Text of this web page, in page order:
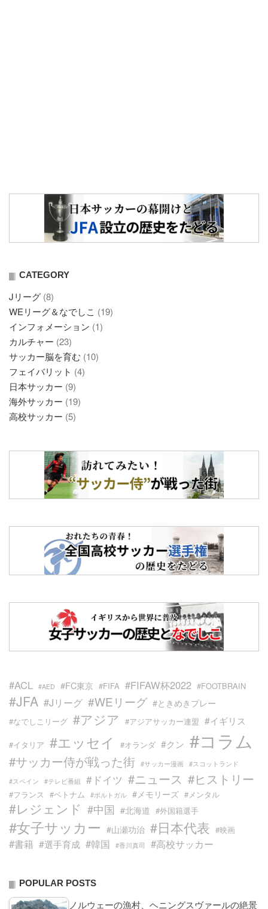
CATEGORY
Jリーグ (8)
WEリーグ＆なでしこ (19)
インフォメーション (1)
カルチャー (23)
サッカー脳を育む (10)
フェイバリット (4)
日本サッカー (9)
海外サッカー (19)
高校サッカー (5)
#ACL #AED #FC東京 #FIFA #FIFAW杯2022 #FOOTBRAIN
#JFA #Jリーグ #WEリーグ #ときめきプレー
#なでしこリーグ #アジア #アジアサッカー連盟 #イギリス
#イタリア #エッセイ #オランダ #クン #コラム
#サッカー侍が戦った街 #サッカー漫画
#スコットランド
#スペイン
#テレビ番組 #ドイツ #ニュース #ヒストリー
#フランス #ベトナム #ポルトガル #メモリーズ #メンタル
#レジェンド #中国 #北海道 #外国籍選手
#女子サッカー #山瀬功治 #日本代表 #映画
#書籍 #選手育成 #韓国 #香川真司 #高校サッカー
POPULAR POSTS
ノルウェーの漁村、ヘニングスヴァールの絶景